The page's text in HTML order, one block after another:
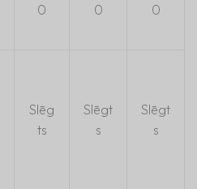
0
0
0
Slēg
ts
Slēgt
s
Slēgt
s